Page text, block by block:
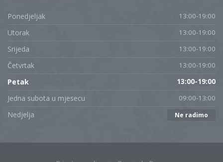
Ponedjeljak 13:00-19:00
Utorak 13:00-19:00
Srijeda 13:00-19:00
Četvrtak 13:00-19:00
Petak 13:00-19:00
Jedna subota u mjesecu 09:00-13:00
Nedjelja Ne radimo